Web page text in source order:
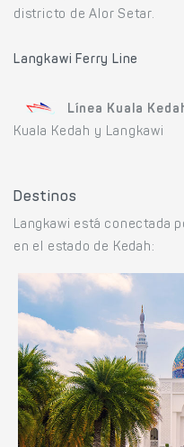
districto de Alor Setar.
Langkawi Ferry Line
Línea Kuala
Kuala Kedah y Langkawi
Destinos
Langkawi está conectada
en el estado de Kedah: